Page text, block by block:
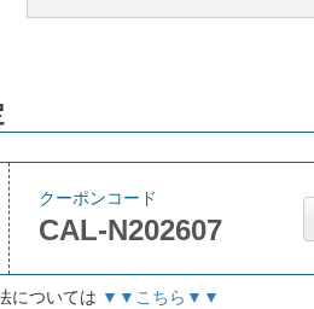
クーポンコード
CAL-N202607
については ▼▼こちら▼▼